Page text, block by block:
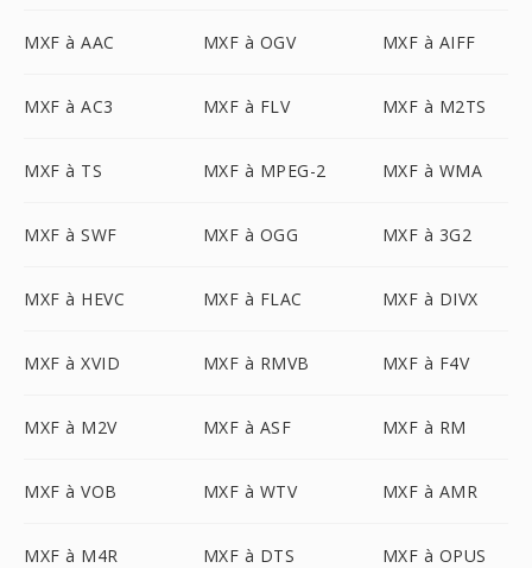
MXF à AAC MXF à OGV MXF à AIFF
MXF à AC3 MXF à FLV MXF à M2TS
MXF à TS MXF à MPEG-2 MXF à WMA
MXF à SWF MXF à OGG MXF à 3G2
MXF à HEVC MXF à FLAC MXF à DIVX
MXF à XVID MXF à RMVB MXF à F4V
MXF à M2V MXF à ASF MXF à RM
MXF à VOB MXF à WTV MXF à AMR
MXF à M4R MXF à DTS MXF à OPUS